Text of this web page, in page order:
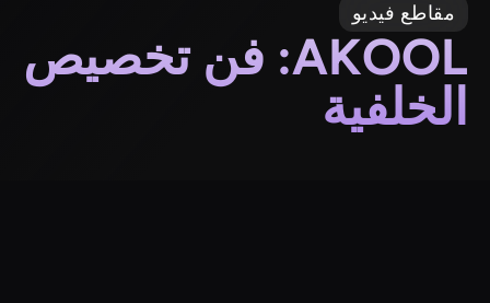
مقاطع فيديو
AKOOL: فن تخصيص
الخلفية